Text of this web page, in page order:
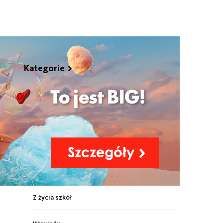
Kategorie
Z życia miasta
Sport
Kultura
Wiadomości z regionu
Z życia szkół